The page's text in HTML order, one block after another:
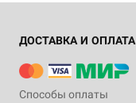
ДОСТАВКА И ОПЛАТА
Способы оплаты